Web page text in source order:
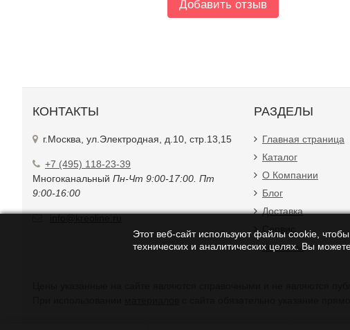
КОНТАКТЫ
г.Москва, ул.Электродная, д.10, стр.13,15
+7 (495) 118-23-39
Многоканальный Пн-Чт 9:00-17:00. Пт
9:00-16:00
РАЗДЕЛЫ
Главная страница
Каталог
О Компании
Блог
Доставка
Сервис
Контакты
Этот веб-сайт используют файлы cookie,
технических и аналитических целях. Вы